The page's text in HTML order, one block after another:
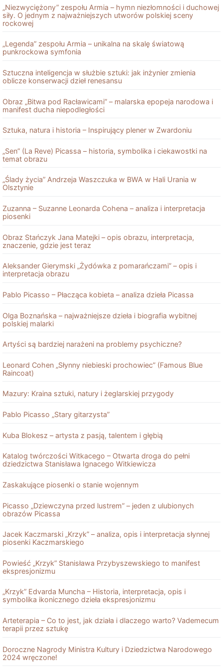
„Niezwyciężony” zespołu Armia – hymn niezłomności i duchowej
siły. O jednym z najważniejszych utworów polskiej sceny
rockowej
„Legenda” zespołu Armia – unikalna na skalę światową
punkrockowa symfonia
Sztuczna inteligencja w służbie sztuki: jak inżynier zmienia
oblicze konserwacji dzieł renesansu
Obraz „Bitwa pod Racławicami” – malarska epopeja narodowa i
manifest ducha niepodległości
Sztuka, natura i historia – Inspirujący plener w Zwardoniu
„Sen” (La Reve) Picassa – historia, symbolika i ciekawostki na
temat obrazu
„Ślady życia” Andrzeja Waszczuka w BWA w Hali Urania w
Olsztynie
Zuzanna – Suzanne Leonarda Cohena – analiza i interpretacja
piosenki
Obraz Stańczyk Jana Matejki – opis obrazu, interpretacja,
znaczenie, gdzie jest teraz
Aleksander Gierymski „Żydówka z pomarańczami” – opis i
interpretacja obrazu
Pablo Picasso – Płacząca kobieta – analiza dzieła Picassa
Olga Boznańska – najważniejsze dzieła i biografia wybitnej
polskiej malarki
Artyści są bardziej narażeni na problemy psychiczne?
Leonard Cohen „Słynny niebieski prochowiec” (Famous Blue
Raincoat)
Mazury: Kraina sztuki, natury i żeglarskiej przygody
Pablo Picasso „Stary gitarzysta”
Kuba Blokesz – artysta z pasją, talentem i głębią
Katalog twórczości Witkacego – Otwarta droga do pełni
dziedzictwa Stanisława Ignacego Witkiewicza
Zaskakujące piosenki o stanie wojennym
Picasso „Dziewczyna przed lustrem” – jeden z ulubionych
obrazów Picassa
Jacek Kaczmarski „Krzyk” – analiza, opis i interpretacja słynnej
piosenki Kaczmarskiego
Powieść „Krzyk” Stanisława Przybyszewskiego to manifest
ekspresjonizmu
„Krzyk” Edvarda Muncha – Historia, interpretacja, opis i
symbolika ikonicznego dzieła ekspresjonizmu
Arteterapia – Co to jest, jak działa i dlaczego warto? Vademecum
terapii przez sztukę
Doroczne Nagrody Ministra Kultury i Dziedzictwa Narodowego
2024 wręczone!